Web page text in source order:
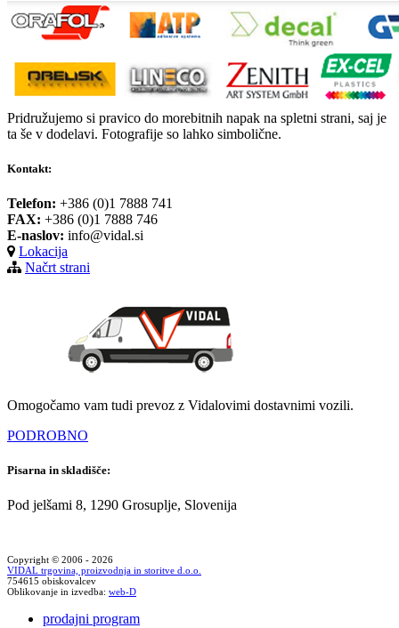
Pridružujemo si pravico do morebitnih napak na spletni strani, saj je
ta še v dodelavi. Fotografije so lahko simbolične.
Kontakt:
Telefon: +386 (0)1 7888 741
FAX: +386 (0)1 7888 746
E-naslov: info@vidal.si
Lokacija
Načrt strani
Omogočamo vam tudi prevoz z Vidalovimi dostavnimi vozili.
PODROBNO
Pisarna in skladišče:
Pod jelšami 8, 1290 Grosuplje, Slovenija
Copyright © 2006 - 2026
VIDAL trgovina, proizvodnja in storitve d.o.o.
754615 obiskovalcev
Oblikovanje in izvedba: web-D
prodajni program